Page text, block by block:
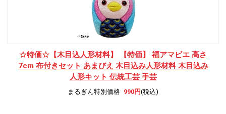
☆特価☆ 【木目込人形材料】 【特価】 福アマビエ 高さ
7cm 布付きセット あまびえ 木目込み人形材料 木目込み
人形キット 伝統工芸 手芸
まるぎん特別価格 990円(税込)